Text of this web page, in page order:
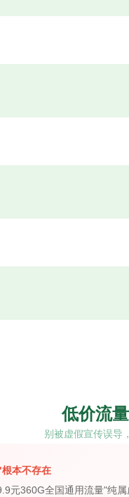
低价流
别被虚假宣传误导
本不存在
元360G全国通用流量"纯